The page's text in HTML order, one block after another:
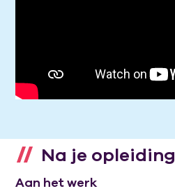
Na je opleiding
Aan het werk